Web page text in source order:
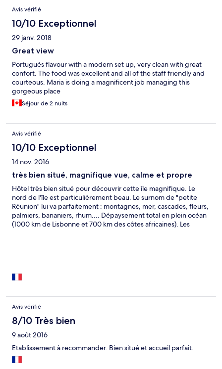
Avis vérifié
10/10 Exceptionnel
29 janv. 2018
Great view
Portugués flavour with a modern set up, very clean with great
confort. The food was excellent and all of the staff friendly and
courteous. Maria is doing a magnificent job managing this
gorgeous place
Séjour de 2 nuits
Avis vérifié
10/10 Exceptionnel
14 nov. 2016
très bien situé, magnifique vue, calme et propre
Hôtel très bien situé pour découvrir cette île magnifique. Le
nord de l'île est particulièrement beau. Le surnom de "petite
Réunion" lui va parfaitement : montagnes, mer, cascades, fleurs,
palmiers, bananiers, rhum.... Dépaysement total en plein océan
(1000 km de Lisbonne et 700 km des côtes africaines). Les
Avis vérifié
8/10 Très bien
9 août 2016
Etablissement à recommander. Bien situé et accueil parfait.